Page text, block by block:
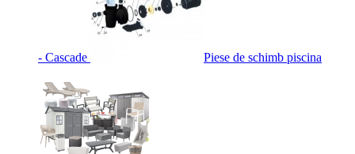
- Cascade Piese de schimb piscina